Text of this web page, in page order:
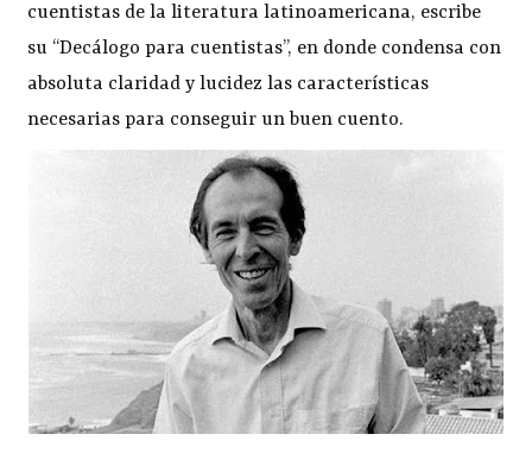
cuentistas de la literatura latinoamericana, escribe
su “Decálogo para cuentistas”, en donde condensa con
absoluta claridad y lucidez las características
necesarias para conseguir un buen cuento.